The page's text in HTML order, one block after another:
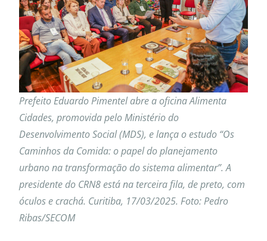
Prefeito Eduardo Pimentel abre a oficina Alimenta
Cidades, promovida pelo Ministério do
Desenvolvimento Social (MDS), e lança o estudo “Os
Caminhos da Comida: o papel do planejamento
urbano na transformação do sistema alimentar”. A
presidente do CRN8 está na terceira fila, de preto, com
óculos e crachá. Curitiba, 17/03/2025. Foto: Pedro
Ribas/SECOM